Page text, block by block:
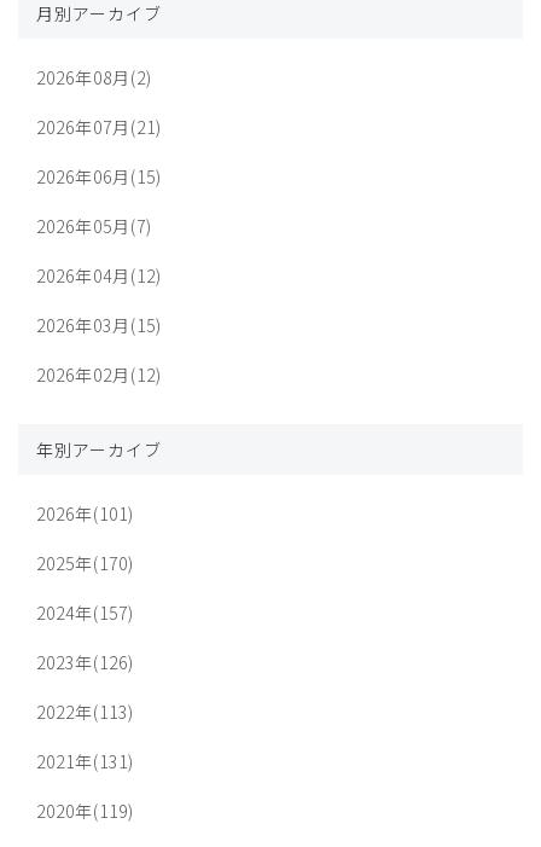
月別アーカイブ
2026年08月(2)
2026年07月(21)
2026年06月(15)
2026年05月(7)
2026年04月(12)
2026年03月(15)
2026年02月(12)
年別アーカイブ
2026年(101)
2025年(170)
2024年(157)
2023年(126)
2022年(113)
2021年(131)
2020年(119)